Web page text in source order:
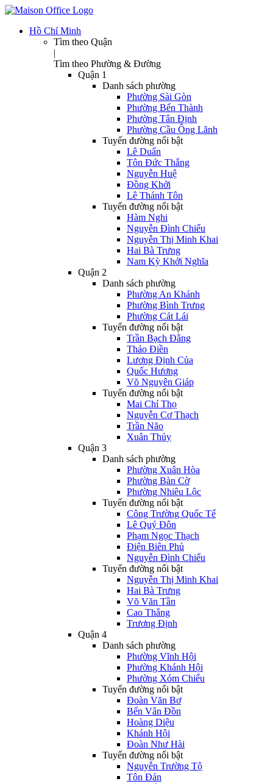
Hồ Chí Minh
Tìm theo Quận
|
Tìm theo Phường & Đường
Quận 1
Danh sách phường
Phường Sài Gòn
Phường Bến Thành
Phường Tân Định
Phường Cầu Ông Lãnh
Tuyến đường nổi bật
Lê Duẩn
Tôn Đức Thắng
Nguyễn Huệ
Đồng Khởi
Lê Thánh Tôn
Tuyến đường nổi bật
Hàm Nghi
Nguyễn Đình Chiểu
Nguyễn Thị Minh Khai
Hai Bà Trưng
Nam Kỳ Khởi Nghĩa
Quận 2
Danh sách phường
Phường An Khánh
Phường Bình Trưng
Phường Cát Lái
Tuyến đường nổi bật
Trần Bạch Đằng
Thảo Điền
Lương Định Của
Quốc Hương
Võ Nguyên Giáp
Tuyến đường nổi bật
Mai Chí Thọ
Nguyễn Cơ Thạch
Trần Não
Xuân Thủy
Quận 3
Danh sách phường
Phường Xuân Hòa
Phường Bàn Cờ
Phường Nhiêu Lộc
Tuyến đường nổi bật
Công Trường Quốc Tế
Lê Quý Đôn
Phạm Ngọc Thạch
Điện Biên Phủ
Nguyễn Đình Chiểu
Tuyến đường nổi bật
Nguyễn Thị Minh Khai
Hai Bà Trưng
Võ Văn Tần
Cao Thắng
Trương Định
Quận 4
Danh sách phường
Phường Vĩnh Hội
Phường Khánh Hội
Phường Xóm Chiếu
Tuyến đường nổi bật
Đoàn Văn Bơ
Bến Vân Đồn
Hoàng Diệu
Khánh Hội
Đoàn Như Hài
Tuyến đường nổi bật
Nguyễn Trường Tộ
Tôn Đản